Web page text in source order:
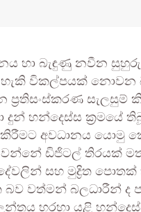
හා බැඳුණු නවීන
විකල්පයක් නොවන
ප්‍රතිසංස්කරණ
දුන් හන්දෙස්ස ක්‍රමයේ
අවධානය යොමු
ඩිජිටල් තිරයක්
සහ මුද්‍රිත
වත්මන් බලධාරීන් ද
හරහා යළි